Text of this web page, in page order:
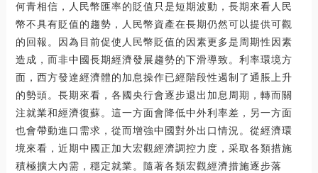
何青相信，人民幣匯率的貶值只是短期波動，長期來看人民
幣不具有貶值的趨勢，人民幣資產在長期仍然可以提供可觀
的回報。因為目前促使人民幣貶值的因素更多是周期性因素
造成，而非中國長期經濟發展趨勢的下滑導致。利率環境方
面，西方發達經濟體的加息操作已經階段性遏制了通脹上升
的勢頭。長期來看，各國央行會逐步退出加息周期，轉而關
注就業和經濟復蘇。這一方面會降低中外利率差，另一方面
也會帶動進口需求，從而增強中國對外出口情況。從經濟環
境來看，近期中國正加大宏觀經濟調控力度，采取各類措施
積極擴大內需，穩定就業。隨著各類宏觀經濟措施逐步落